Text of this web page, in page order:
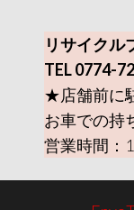
リサイクル
TEL 0774-
★店舗前に
お車での持
営業時間：